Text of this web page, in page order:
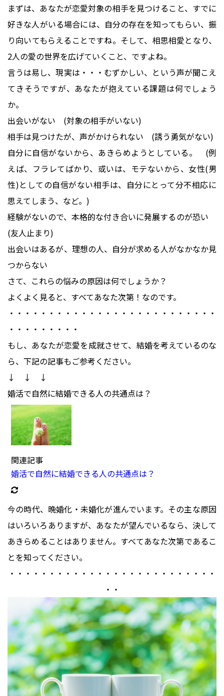
まずは、あなたが恋愛対象の相手を見つけること、すでに
好きな人がいる場合には、自分の存在を知ってもらい、振
り向いてもらえることですね。そして、相思相愛となり、
2人の愛の世界を広げていくこと、ですよね。
言うは易し、現実は・・・むずかしい、という声が聞こえ
てきそうですが、あなたが抱えている課題は何でしょう
か。
出会いがない (対象の相手がいない)
相手は見つけたが、声がかけられない (誘う勇気がない)
自分に自信がないから、あきらめようとしている。 (例
えば、フラレてばかり、或いは、モテないから、女性(男
性)としての自信がない相手は、自分にとって分不相応に
思えてしまう、など。)
経験がないので、本格的な付き合いに発展するのが恐い
(友人止まり)
出会いはあるが、理想の人、自分が求める人がなかなか見
つからない
さて、これらの悩みの原因は何でしょうか？
よくよく見ると、すべてあなた次第！なのです。
・・・・・・・・・・・・・・・・・・・・・・・・・・
・・・・・・・・・
もし、あなたが恋愛を成就させて、結婚を考えているのな
ら、下記の記事もご参考ください。
↓ ↓ ↓
婚活で自然に結婚できる人の共通点は？
関連記事
婚活で自然に結婚できる人の共通点は？
今の時代、晩婚化・未婚化が進んでいます。その主な原因
はいろいろありますが、あなたが望んでいるなら、決して
あきらめることはありません。すべてあなた次第であるこ
とを知ってください。
・・・・・・・・・・・・・・・・・・・・・・・・・・
・・